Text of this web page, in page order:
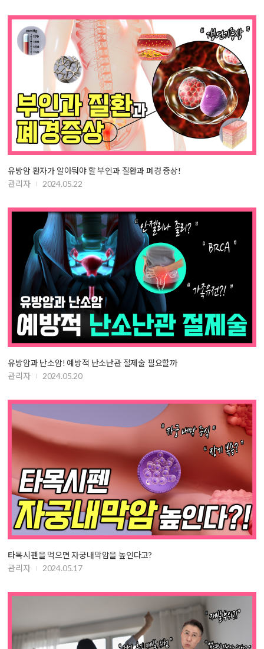
유방암 환자가 알아둬야 할 부인과 질환과 폐경 증상!
관리자
2024.05.22
유방암과 난소암! 예방적 난소난관 절제술 필요할까
관리자
2024.05.20
타목시펜을 먹으면 자궁내막암을 높인다고?
관리자
2024.05.17